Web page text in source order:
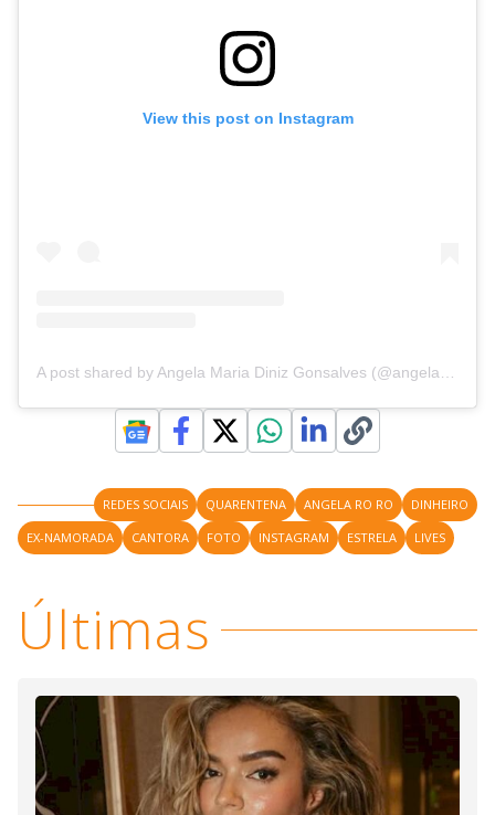
View this post on Instagram
A post shared by Angela Maria Diniz Gonsalves (@angela_ro_ro_oficial)
REDES SOCIAIS QUARENTENA ANGELA RO RO
DINHEIRO
EX-NAMORADA
CANTORA FOTO INSTAGRAM ESTRELA LIVES
Últimas